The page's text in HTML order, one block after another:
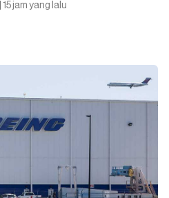
| 15 jam yang lalu